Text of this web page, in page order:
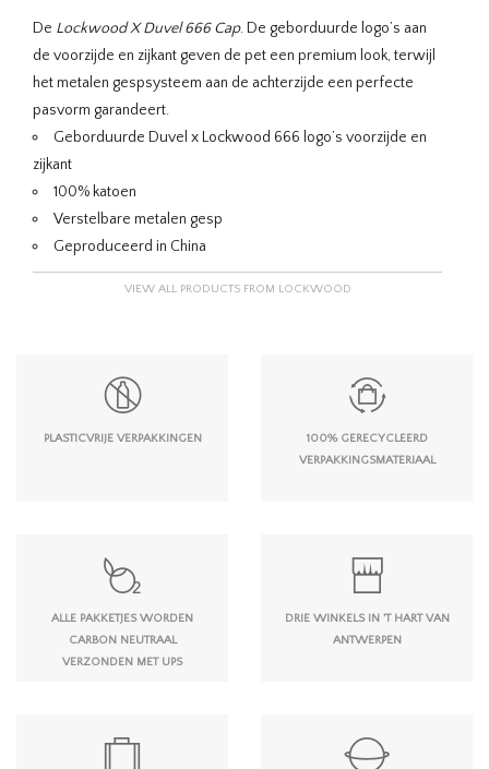
De Lockwood X Duvel 666 Cap. De geborduurde logo’s aan
de voorzijde en zijkant geven de pet een premium look, terwijl
het metalen gespsysteem aan de achterzijde een perfecte
pasvorm garandeert.
Geborduurde Duvel x Lockwood 666 logo’s voorzijde en
zijkant
100% katoen
Verstelbare metalen gesp
Geproduceerd in China
VIEW ALL PRODUCTS FROM LOCKWOOD
PLASTICVRIJE VERPAKKINGEN
100% GERECYCLEERD
VERPAKKINGSMATERIAAL
ALLE PAKKETJES WORDEN
CARBON NEUTRAAL
VERZONDEN MET UPS
DRIE WINKELS IN 'T HART VAN
ANTWERPEN